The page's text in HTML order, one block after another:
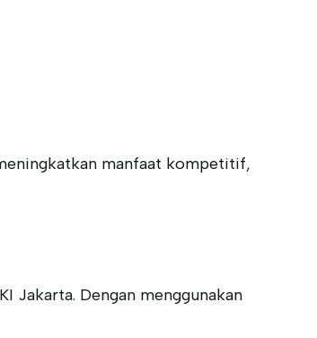
manfaat kompetitif,
Jakarta. Dengan menggunakan